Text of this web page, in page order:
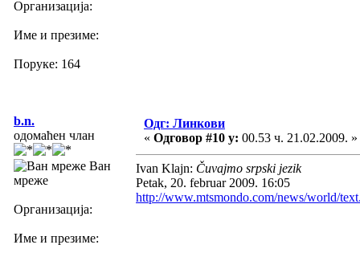
Организација:
Име и презиме:
Поруке: 164
b.n.
одомаћен члан
Ван
мреже
Организација:
Име и презиме:
Одг: Линкови
« Одговор #10 у: 00.53 ч. 21.02.2009. »
Ivan Klajn: Čuvajmo srpski jezik
Petak, 20. februar 2009. 16:05
http://www.mtsmondo.com/news/world/